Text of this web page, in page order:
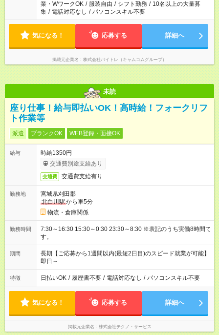
業・WワークOK / 服装自由 / シフト勤務 / 10名以上の大量募
集 / 電話対応なし / パソコンスキル不要
気になる！ 応募する 詳細へ
掲載元企業名 株式会社バイトレ（キャムコムグループ）
未読
座り仕事！給与即払いOK！高時給！フォークリフ
ト作業等
派遣 ブランクOK WEB登録・面接OK
給与
時給1350円
交通費別途支給あり
交通費 交通費支給有り
勤務地
宮城県刈田郡
北白川駅から車5分
物流・倉庫関係
勤務時間
7:30～16:30 15:30～0:30 23:30～8:30 ※表記のうち実働8時間で
す。
期間
長期【ご応募から1週間以内(最短2日目)のスピード就業が可能】
即日～
特徴 日払いOK / 履歴書不要 / 電話対応なし / パソコンスキル不要
気になる！ 応募する 詳細へ
掲載元企業名 株式会社テクノ・サービス